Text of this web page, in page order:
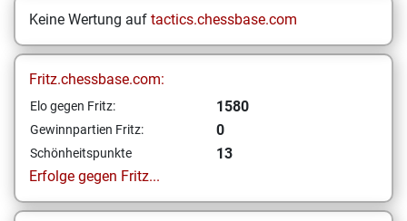
Keine Wertung auf tactics.chessbase.com
Fritz.chessbase.com:
Elo gegen Fritz: 1580
Gewinnpartien Fritz: 0
Schönheitspunkte
13
Erfolge gegen Fritz...